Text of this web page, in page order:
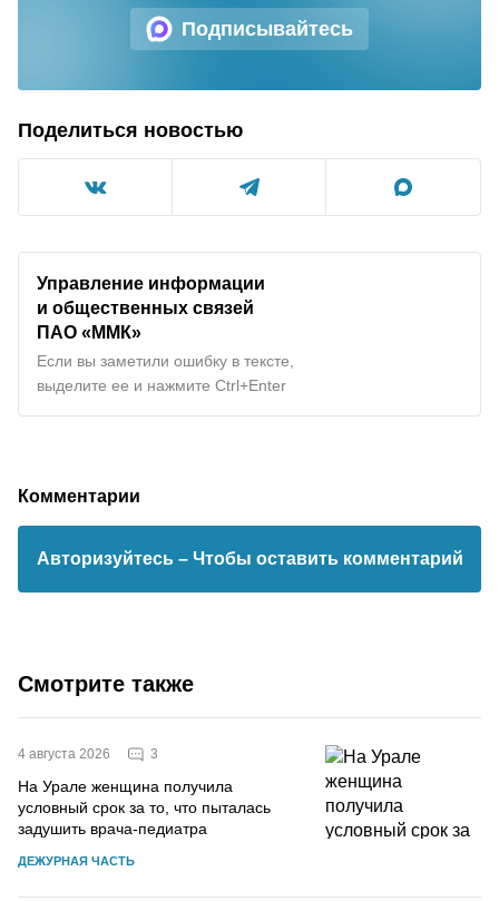
Подписывайтесь
Поделиться новостью
Управление информации
и общественных связей
ПАО «ММК»
Если вы заметили ошибку в тексте,
выделите ее и нажмите Ctrl+Enter
Комментарии
Авторизуйтесь – Чтобы оставить комментарий
Смотрите также
4 августа 2026 3
На Урале женщина получила
условный срок за то, что пыталась
задушить врача-педиатра
ДЕЖУРНАЯ ЧАСТЬ